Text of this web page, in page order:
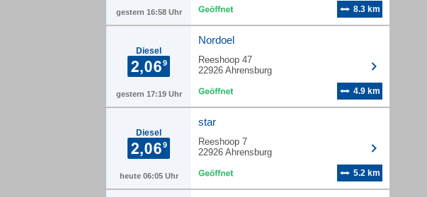
gestern 16:58 Uhr 8.3 km
Diesel
gestern 17:19 Uhr
Nordoel
Reeshoop 47
22926 Ahrensburg
4.9 km
Diesel
heute 06:05 Uhr
star
Reeshoop 7
22926 Ahrensburg
5.2 km